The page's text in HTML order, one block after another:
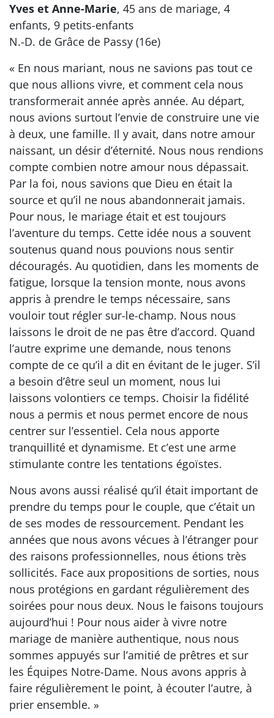
Yves et Anne-Marie, 45 ans de mariage, 4
enfants, 9 petits-enfants
N.-D. de Grâce de Passy (16e)
« En nous mariant, nous ne savions pas tout ce
que nous allions vivre, et comment cela nous
transformerait année après année. Au départ,
nous avions surtout l’envie de construire une vie
à deux, une famille. Il y avait, dans notre amour
naissant, un désir d’éternité. Nous nous rendions
compte combien notre amour nous dépassait.
Par la foi, nous savions que Dieu en était la
source et qu’il ne nous abandonnerait jamais.
Pour nous, le mariage était et est toujours
l’aventure du temps. Cette idée nous a souvent
soutenus quand nous pouvions nous sentir
découragés. Au quotidien, dans les moments de
fatigue, lorsque la tension monte, nous avons
appris à prendre le temps nécessaire, sans
vouloir tout régler sur-le-champ. Nous nous
laissons le droit de ne pas être d’accord. Quand
l’autre exprime une demande, nous tenons
compte de ce qu’il a dit en évitant de le juger. S’il
a besoin d’être seul un moment, nous lui
laissons volontiers ce temps. Choisir la fidélité
nous a permis et nous permet encore de nous
centrer sur l’essentiel. Cela nous apporte
tranquillité et dynamisme. Et c’est une arme
stimulante contre les tentations égoïstes.
Nous avons aussi réalisé qu’il était important de
prendre du temps pour le couple, que c’était un
de ses modes de ressourcement. Pendant les
années que nous avons vécues à l’étranger pour
des raisons professionnelles, nous étions très
sollicités. Face aux propositions de sorties, nous
nous protégions en gardant régulièrement des
soirées pour nous deux. Nous le faisons toujours
aujourd’hui ! Pour nous aider à vivre notre
mariage de manière authentique, nous nous
sommes appuyés sur l’amitié de prêtres et sur
les Équipes Notre-Dame. Nous avons appris à
faire régulièrement le point, à écouter l’autre, à
prier ensemble. »